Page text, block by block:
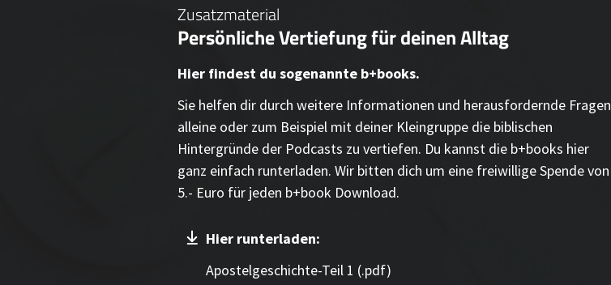
Zusatzmaterial
Persönliche Vertiefung für deinen Alltag
Hier findest du sogenannte b+books.
Sie helfen dir durch weitere Informationen und herausfordernde Fragen
alleine oder zum Beispiel mit deiner Kleingruppe die biblischen
Hintergründe der Podcasts zu vertiefen. Du kannst die b+books hier
ganz einfach runterladen. Wir bitten dich um eine freiwillige Spende von
5.- Euro für jeden b+book Download.
Hier runterladen:
Apostelgeschichte-Teil 1 (.pdf)